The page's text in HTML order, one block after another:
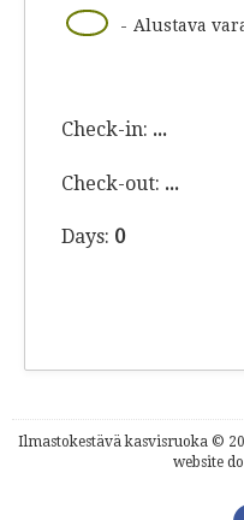
· - Alustava
Check-in: ...
Check-out: ...
Days: 0
Ilmastokestävä kasvisruoka ©
website